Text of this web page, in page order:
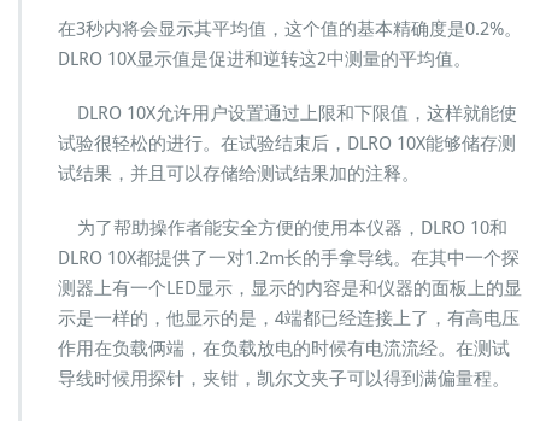
在3秒内将会显示其平均值，这个值的基本精确度是0.2%。
DLRO 10X显示值是促进和逆转这2中测量的平均值。
DLRO 10X允许用户设置通过上限和下限值，这样就能使
试验很轻松的进行。在试验结束后，DLRO 10X能够储存测
试结果，并且可以存储给测试结果加的注释。
为了帮助操作者能安全方便的使用本仪器，DLRO 10和
DLRO 10X都提供了一对1.2m长的手拿导线。在其中一个探
测器上有一个LED显示，显示的内容是和仪器的面板上的显
示是一样的，他显示的是，4端都已经连接上了，有高电压
作用在负载俩端，在负载放电的时候有电流流经。在测试
导线时候用探针，夹钳，凯尔文夹子可以得到满偏量程。